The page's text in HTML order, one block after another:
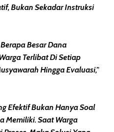
Bukan Sekadar Instruksi
Besar Dana
Terlibat Di Setiap
Hingga Evaluasi,”
Efektif Bukan Hanya Soal
Memiliki. Saat Warga